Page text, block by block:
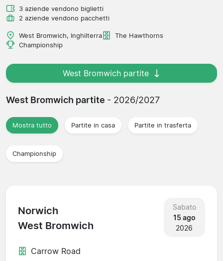
3 aziende vendono biglietti
2 aziende vendono pacchetti
West Bromwich, Inghilterra
The Hawthorns
Championship
West Bromwich partite
West Bromwich partite - 2026/2027
Mostra tutto Partite in casa Partite in trasferta
Championship
Norwich
West Bromwich
Sabato
15 ago
2026
Carrow Road